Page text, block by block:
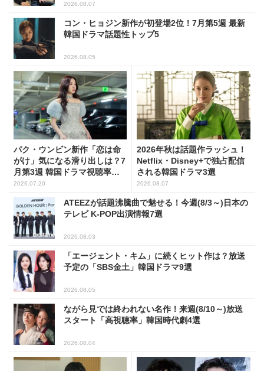
2026.08.07
コン・ヒョジン新作が初登場2位！7月第5週 最新
韓国ドラマ話題性トップ5
2026.08.05
パク・ウンビン新作「恋は命
がけ」気になる滑り出しは？7
月第3週 韓国ドラマ視聴率ラ
ンキング
2026.07.20
2026年秋は話題作ラッシュ！
Netflix・Disney+で独占配信
される韓国ドラマ3選
2026.08.07
ATEEZが話題沸騰曲で魅せる！今週(8/3～)日本の
テレビ K-POP出演情報7選
2026.08.03
「エージェント・キム」に続くヒット作は？放送
予定の「SBS金土」韓国ドラマ9選
2026.08.05
ながら見では終われない名作！来週(8/10～)放送
スタート「高視聴率」韓国時代劇4選
2026.08.04